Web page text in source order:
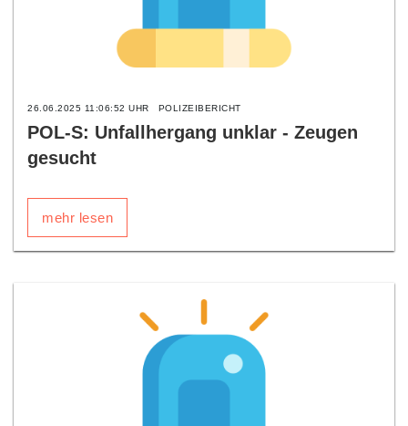
26.06.2025 11:06:52 UHR POLIZEIBERICHT
POL-S: Unfallhergang unklar - Zeugen
gesucht
mehr lesen